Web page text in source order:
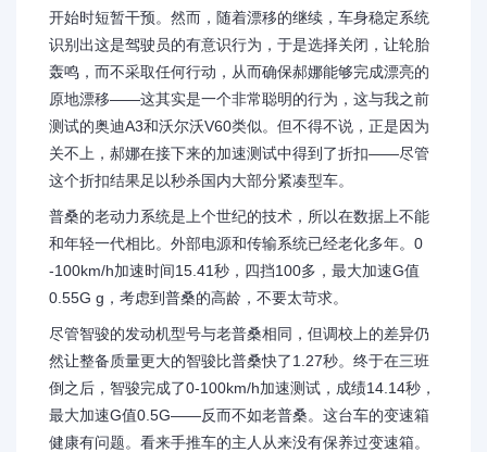
开始时短暂干预。然而，随着漂移的继续，车身稳定系统
识别出这是驾驶员的有意识行为，于是选择关闭，让轮胎
轰鸣，而不采取任何行动，从而确保郝娜能够完成漂亮的
原地漂移——这其实是一个非常聪明的行为，这与我之前
测试的奥迪A3和沃尔沃V60类似。但不得不说，正是因为
关不上，郝娜在接下来的加速测试中得到了折扣——尽管
这个折扣结果足以秒杀国内大部分紧凑型车。
普桑的老动力系统是上个世纪的技术，所以在数据上不能
和年轻一代相比。外部电源和传输系统已经老化多年。0
-100km/h加速时间15.41秒，四挡100多，最大加速G值
0.55G g，考虑到普桑的高龄，不要太苛求。
尽管智骏的发动机型号与老普桑相同，但调校上的差异仍
然让整备质量更大的智骏比普桑快了1.27秒。终于在三班
倒之后，智骏完成了0-100km/h加速测试，成绩14.14秒，
最大加速G值0.5G——反而不如老普桑。这台车的变速箱
健康有问题。看来手推车的主人从来没有保养过变速箱。